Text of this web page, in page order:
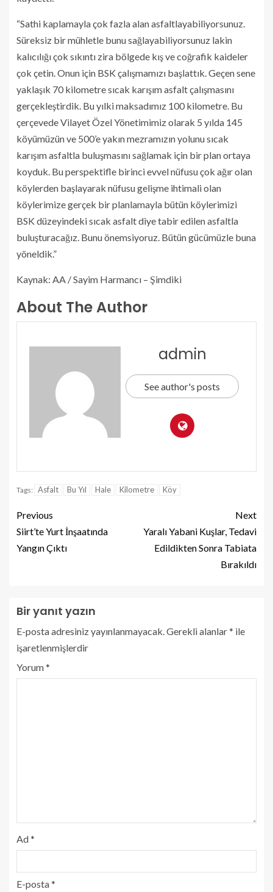
“Sathi kaplamayla çok fazla alan asfaltlayabiliyorsunuz.
Süreksiz bir mühletle bunu sağlayabiliyorsunuz lakin
kalıcılığı çok sıkıntı zira bölgede kış ve coğrafik kaideler
çok çetin. Onun için BSK çalışmamızı başlattık. Geçen sene
yaklaşık 70 kilometre sıcak karışım asfalt çalışmasını
gerçekleştirdik. Bu yılki maksadımız 100 kilometre. Bu
çerçevede Vilayet Özel Yönetimimiz olarak 5 yılda 145
köyümüzün ve 500’e yakın mezramızın yolunu sıcak
karışım asfaltla buluşmasını sağlamak için bir plan ortaya
koyduk. Bu perspektifle birinci evvel nüfusu çok ağır olan
köylerden başlayarak nüfusu gelişme ihtimali olan
köylerimize gerçek bir planlamayla bütün köylerimizi
BSK düzeyindeki sıcak asfalt diye tabir edilen asfaltla
buluşturacağız. Bunu önemsiyoruz. Bütün gücümüzle buna
yöneldik.”
Kaynak: AA / Sayim Harmancı – Şimdiki
About The Author
admin
See author's posts
Tags: Asfalt Bu Yıl Hale Kilometre Köy
Previous
Siirt’te Yurt İnşaatında
Yangın Çıktı
Next
Yaralı Yabani Kuşlar, Tedavi
Edildikten Sonra Tabiata
Bırakıldı
Bir yanıt yazın
E-posta adresiniz yayınlanmayacak. Gerekli alanlar* ile
işaretlenmişlerdir
Yorum*
Ad*
E-posta*